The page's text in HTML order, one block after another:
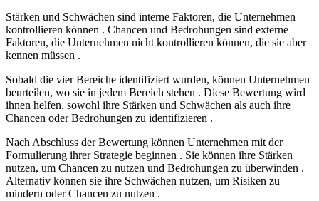
Stärken und Schwächen sind interne Faktoren, die Unternehmen
kontrollieren können . Chancen und Bedrohungen sind externe
Faktoren, die Unternehmen nicht kontrollieren können, die sie aber
kennen müssen .
Sobald die vier Bereiche identifiziert wurden, können Unternehmen
beurteilen, wo sie in jedem Bereich stehen . Diese Bewertung wird
ihnen helfen, sowohl ihre Stärken und Schwächen als auch ihre
Chancen oder Bedrohungen zu identifizieren .
Nach Abschluss der Bewertung können Unternehmen mit der
Formulierung ihrer Strategie beginnen . Sie können ihre Stärken
nutzen, um Chancen zu nutzen und Bedrohungen zu überwinden .
Alternativ können sie ihre Schwächen nutzen, um Risiken zu
mindern oder Chancen zu nutzen .